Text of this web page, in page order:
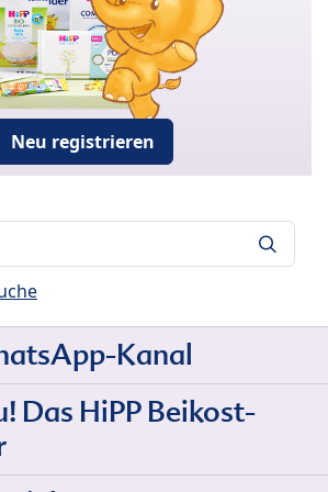
Neu registrieren
Kanal
Das HiPP Beikost-